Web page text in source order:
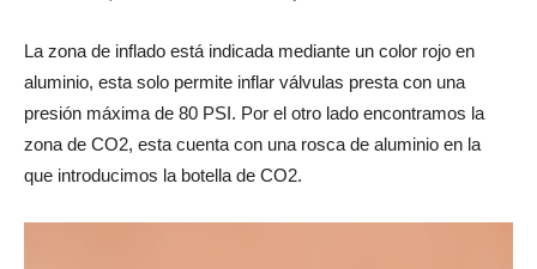
La zona de inflado está indicada mediante un color rojo en
aluminio, esta solo permite inflar válvulas presta con una
presión máxima de 80 PSI. Por el otro lado encontramos la
zona de CO2, esta cuenta con una rosca de aluminio en la
que introducimos la botella de CO2.